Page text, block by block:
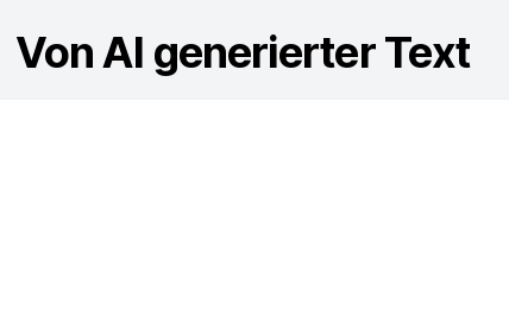
Von AI generierter Text